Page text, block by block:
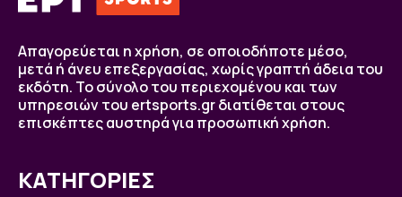
Απαγορεύεται η χρήση, σε οποιοδήποτε μέσο,
μετά ή άνευ επεξεργασίας, χωρίς γραπτή άδεια του
εκδότη. Το σύνολο του περιεχομένου και των
υπηρεσιών του ertsports.gr διατίθεται στους
επισκέπτες αυστηρά για προσωπική χρήση.
ΚΑΤΗΓΟΡΙΕΣ